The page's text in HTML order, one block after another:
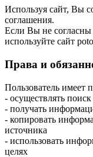
Используя сайт, Вы
соглашения.
Если Вы не согласны
используйте сайт
Права и
Пользователь имеет
- осуществлять
- получать
- копировать
источника
- использовать
целях